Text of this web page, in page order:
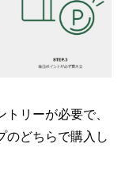
リーが必要で、
のどちらで購入し